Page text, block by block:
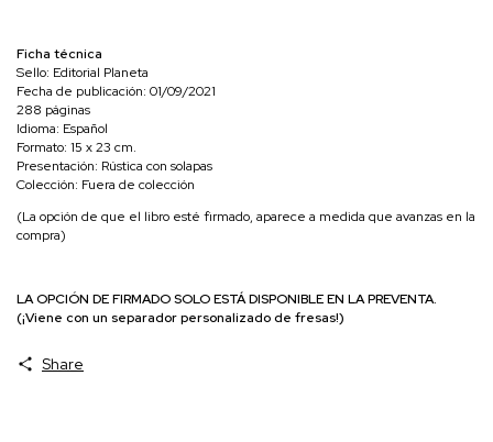
Ficha técnica
Sello: Editorial Planeta
Fecha de publicación: 01/09/2021
288 páginas
Idioma: Español
Formato: 15 x 23 cm.
Presentación: Rústica con solapas
Colección: Fuera de colección
(La opción de que el libro esté firmado, aparece a medida que avanzas en la
compra)
LA OPCIÓN DE FIRMADO SOLO ESTÁ DISPONIBLE EN LA PREVENTA.
(¡Viene con un separador personalizado de fresas!)
Share